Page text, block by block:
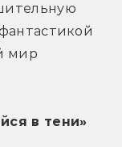
мир
в тени»